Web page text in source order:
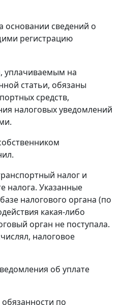
основании сведений о
регистрацию
уплачиваемым на
статьи, обязаны
средств,
налоговых уведомлений
налог и
налога. Указанные
налогового органа (по
какая-либо
орган не поступала.
налоговое
об уплате
по